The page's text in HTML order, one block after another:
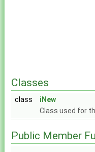
Classes
class
iNew
Class used for
Public Member